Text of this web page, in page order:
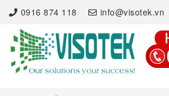
0916 874 118 info@visotek.vn